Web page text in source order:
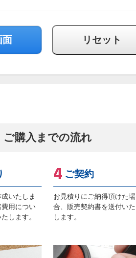
ご購入までの流れ
いたしま
用につい
します。
ご契約
お見積りにご納得頂けた場
合、販売契約書を送付いた
します。